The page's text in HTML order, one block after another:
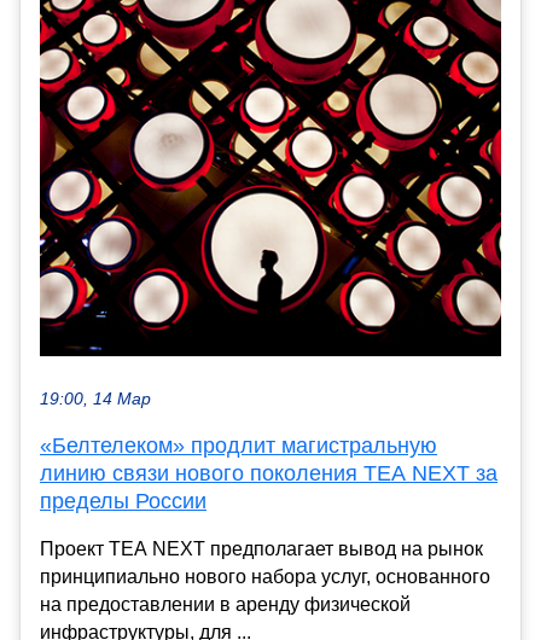
19:00, 14 Мар
«Белтелеком» продлит магистральную
линию связи нового поколения TEA NEXT за
пределы России
Проект TEA NEXT предполагает вывод на рынок
принципиально нового набора услуг, основанного
на предоставлении в аренду физической
инфраструктуры, для ...